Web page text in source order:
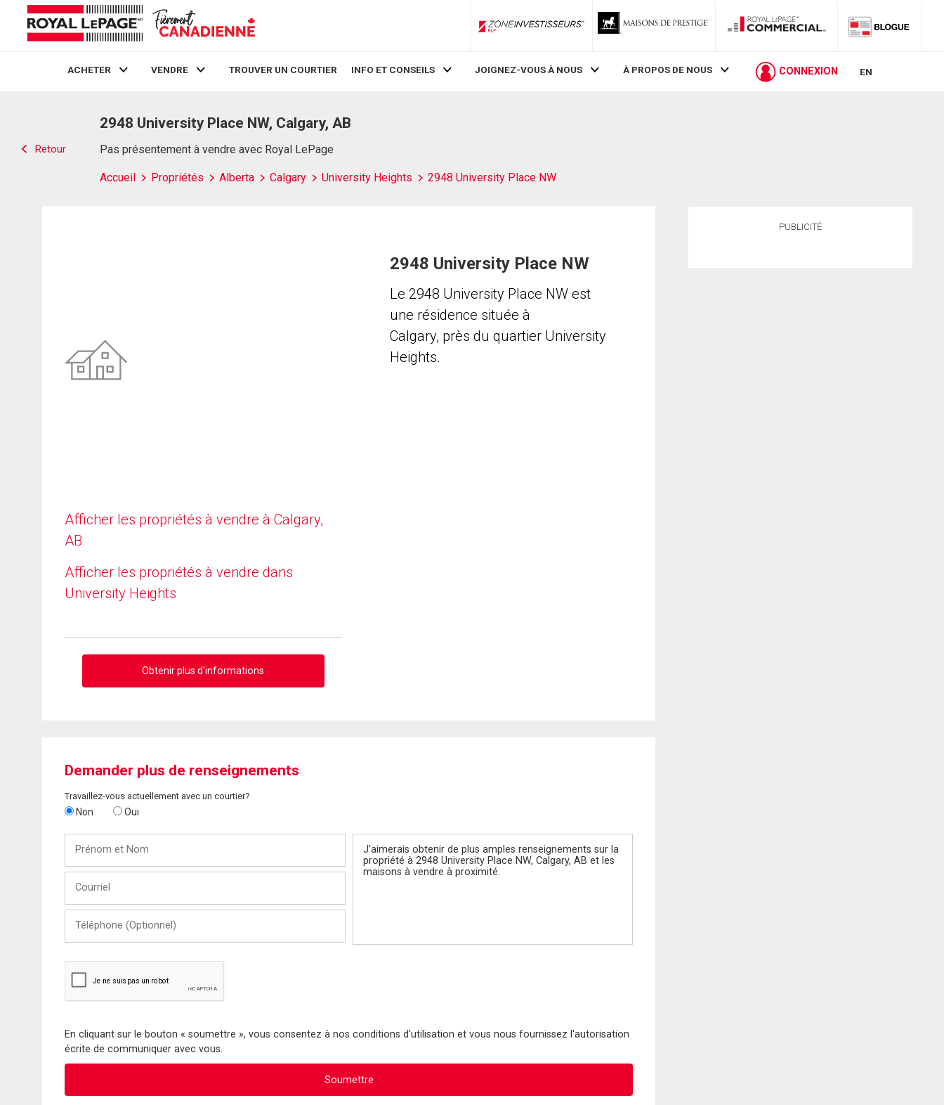
ZoneInvestisseurs RLP
ACHETER VENDRE TROUVER UN COURTIER INFO ET CONSEILS JOIGNEZ-VOUS À NOUS À PROPOS DE NOUS CONNEXION EN
Retour
2948 University Place NW, Calgary, AB
Pas présentement à vendre avec Royal LePage
Accueil Propriétés Alberta Calgary University Heights 2948 University Place NW
Afficher les propriétés à vendre à Calgary,
AB
Afficher les propriétés à vendre dans
University Heights
Obtenir plus d'informations
2948 University Place NW
Le 2948 University Place NW est
une résidence située à
Calgary, près du quartier University
Heights.
Demander plus de renseignements
Travaillez-vous actuellement avec un courtier?
Non Oui
Nom
(Optionnel)
En cliquant sur le bouton « soumettre », vous consentez à nos conditions d'utilisation et vous nous fournissez l'autorisation
écrite de communiquer avec vous.
PUBLICITÉ